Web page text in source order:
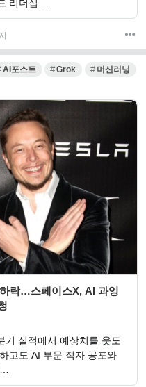
리더십…
AI포스트 Grok 머신러닝
락…스페이스X, AI 과잉
기 실적에서 예상치를 웃도
고도 AI 부문 적자 공포와